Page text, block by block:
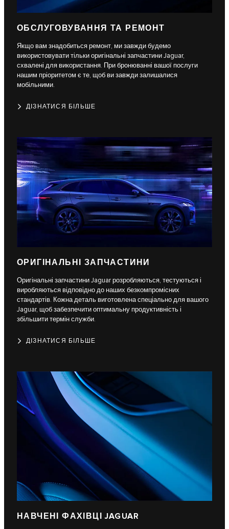
ОБСЛУГОВУВАННЯ ТА РЕМОНТ
Якщо вам знадобиться ремонт, ми завжди будемо
використовувати тільки оригінальні запчастини Jaguar,
схвалені для використання. При бронюванні вашої послуги
нашим пріоритетом є те, щоб ви завжди залишалися
мобільними.
ДІЗНАТИСЯ БІЛЬШЕ
ОРИГІНАЛЬНІ ЗАПЧАСТИНИ
Оригінальні запчастини Jaguar розробляються, тестуються і
виробляються відповідно до наших безкомпромісних
стандартів. Кожна деталь виготовлена спеціально для вашого
Jaguar, щоб забезпечити оптимальну продуктивність і
збільшити термін служби.
ДІЗНАТИСЯ БІЛЬШЕ
НАВЧЕНІ ФАХІВЦІ JAGUAR